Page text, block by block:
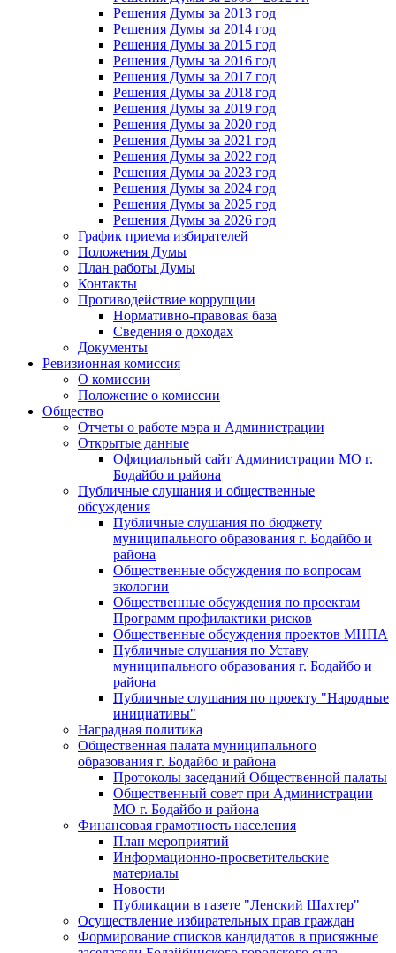
Решения Думы за 2013 год
Решения Думы за 2014 год
Решения Думы за 2015 год
Решения Думы за 2016 год
Решения Думы за 2017 год
Решения Думы за 2018 год
Решения Думы за 2019 год
Решения Думы за 2020 год
Решения Думы за 2021 год
Решения Думы за 2022 год
Решения Думы за 2023 год
Решения Думы за 2024 год
Решения Думы за 2025 год
Решения Думы за 2026 год
График приема избирателей
Положения Думы
План работы Думы
Контакты
Противодействие коррупции
Нормативно-правовая база
Сведения о доходах
Документы
Ревизионная комиссия
О комиссии
Положение о комиссии
Общество
Отчеты о работе мэра и Администрации
Открытые данные
Официальный сайт Администрации МО г.
Бодайбо и района
Публичные слушания и общественные
обсуждения
Публичные слушания по бюджету
муниципального образования г. Бодайбо и
района
Общественные обсуждения по вопросам
экологии
Общественные обсуждения по проектам
Программ профилактики рисков
Общественные обсуждения проектов МНПА
Публичные слушания по Уставу
муниципального образования г. Бодайбо и
района
Публичные слушания по проекту "Народные
инициативы"
Наградная политика
Общественная палата муниципального
образования г. Бодайбо и района
Протоколы заседаний Общественной палаты
Общественный совет при Администрации
МО г. Бодайбо и района
Финансовая грамотность населения
План мероприятий
Информационно-просветительские
материалы
Новости
Публикации в газете "Ленский Шахтер"
Осуществление избирательных прав граждан
Формирование списков кандидатов в присяжные